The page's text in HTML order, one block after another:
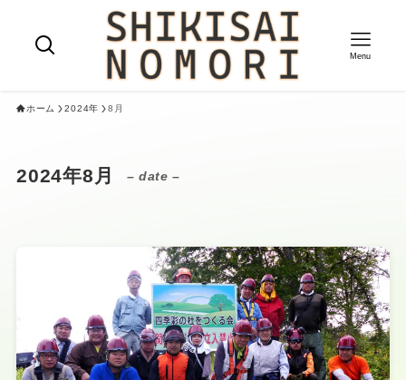
Menu
ホーム 2024年 8月
2024年8月 – date –